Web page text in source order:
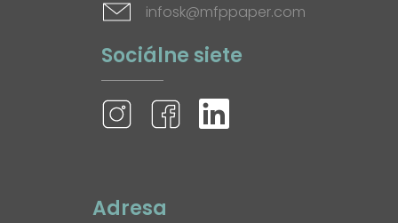
infosk@mfppaper.com
Sociálne siete
Adresa